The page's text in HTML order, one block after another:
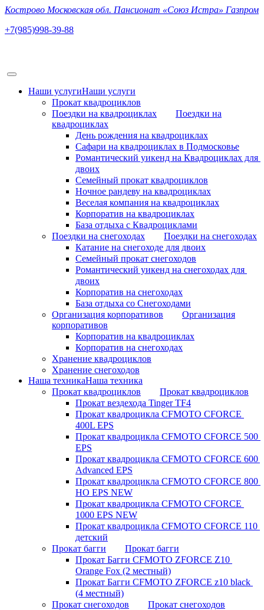
Кострово Московская обл. Пансионат «Союз Истра» Газпром
+7(985)998-39-88
Наши услугиНаши услуги
Прокат квадроциклов
Поездки на квадроциклах
Поездки на
квадроциклах
День рождения на квадроциклах
Сафари на квадроциклах в Подмосковье
Романтический уикенд на Квадроциклах для
двоих
Семейный прокат квадроциклов
Ночное рандеву на квадроциклах
Веселая компания на квадроциклах
Корпоратив на квадроциклах
База отдыха с Квадроциклами
Поездки на снегоходах
Поездки на снегоходах
Катание на снегоходе для двоих
Семейный прокат снегоходов
Романтический уикенд на снегоходах для
двоих
Корпоратив на снегоходах
База отдыха со Снегоходами
Организация корпоративов
Организация
корпоративов
Корпоратив на квадроциклах
Корпоратив на снегоходах
Хранение квадроциклов
Хранение снегоходов
Наша техникаНаша техника
Прокат квадроциклов
Прокат квадроциклов
Прокат вездехода Tinger TF4
Прокат квадроцикла CFMOTO CFORCE
400L EPS
Прокат квадроцикла CFMOTO CFORCE 500
EPS
Прокат квадроцикла CFMOTO CFORCE 600
Advanced EPS
Прокат квадроцикла CFMOTO CFORCE 800
HO EPS NEW
Прокат квадроцикла CFMOTO CFORCE
1000 EPS NEW
Прокат квадроцикла CFMOTO CFORCE 110
детский
Прокат багги
Прокат багги
Прокат Багги CFMOTO ZFORCE Z10
Orange Fox (2 местный)
Прокат Багги CFMOTO ZFORCE z10 black
(4 местный)
Прокат снегоходов
Прокат снегоходов